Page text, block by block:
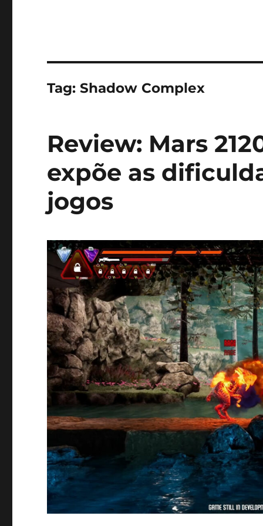
Tag:Shadow Complex
Review: Mars
expõe as
jogos